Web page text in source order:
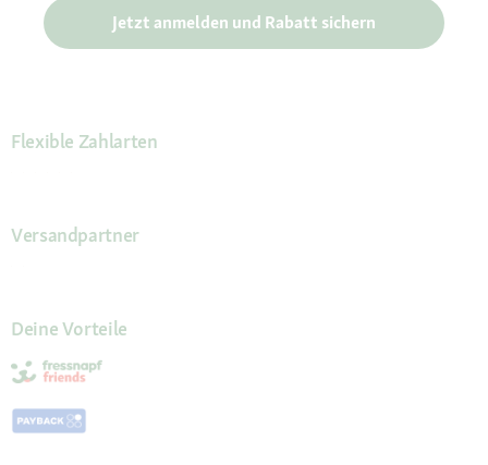
Jetzt anmelden und Rabatt sichern
Flexible Zahlarten
Versandpartner
Deine Vorteile